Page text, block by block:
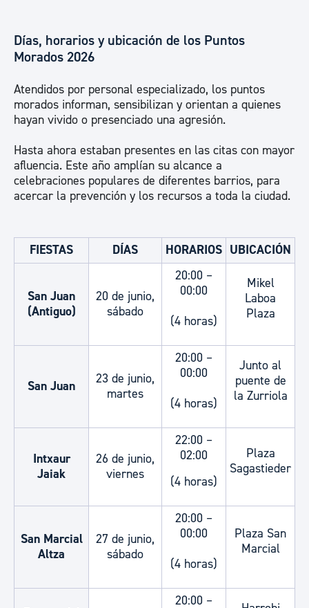
Días, horarios y ubicación de los Puntos
Morados 2026
Atendidos por personal especializado, los puntos
morados informan, sensibilizan y orientan a quienes
hayan vivido o presenciado una agresión.
Hasta ahora estaban presentes en las citas con mayor
afluencia. Este año amplían su alcance a
celebraciones populares de diferentes barrios, para
acercar la prevención y los recursos a toda la ciudad.
FIESTAS DÍAS HORARIOS UBICACIÓN
San Juan
(Antiguo)
20 de junio,
sábado
20:00 –
00:00
(4 horas)
Mikel
Laboa
Plaza
San Juan
23 de junio,
martes
20:00 –
00:00
(4 horas)
Junto al
puente de
la Zurriola
Intxaur
Jaiak
26 de junio,
viernes
22:00 –
02:00
(4 horas)
Plaza
Sagastieder
San Marcial
Altza
27 de junio,
sábado
20:00 –
00:00
(4 horas)
Plaza San
Marcial
20:00 –